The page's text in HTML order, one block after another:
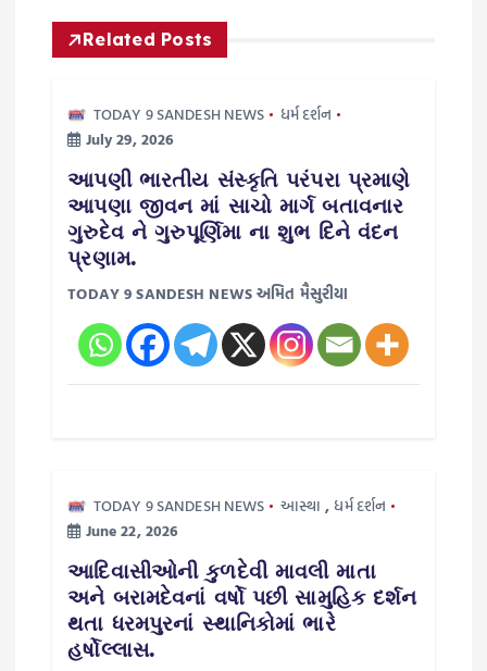
g
Related Posts
TODAY 9 SANDESH NEWS
ધર્મ દર્શન
July 29, 2026
આપણી ભારતીય સંસ્કૃતિ પરંપરા પ્રમાણે
આપણા જીવન માં સાચો માર્ગ બતાવનાર
ગુરુદેવ ને ગુરુપૂર્ણિમા ના શુભ દિને વંદન
પ્રણામ.
TODAY 9 SANDESH NEWS અમિત મૈસુરીયા
TODAY 9 SANDESH NEWS આસ્થા , ધર્મ દર્શન
June 22, 2026
આદિવાસીઓની કુળદેવી માવલી માતા
અને બરામદેવનાં વર્ષો પછી સામુહિક દર્શન
થતા ધરમપુરનાં સ્થાનિકોમાં ભારે
હર્ષોલ્લાસ.